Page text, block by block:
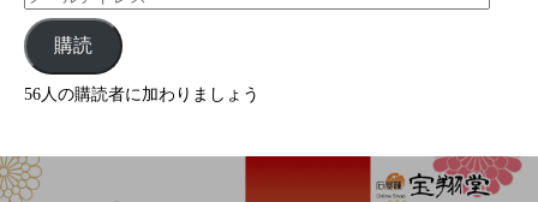
購読
56人の購読者に加わりましょう